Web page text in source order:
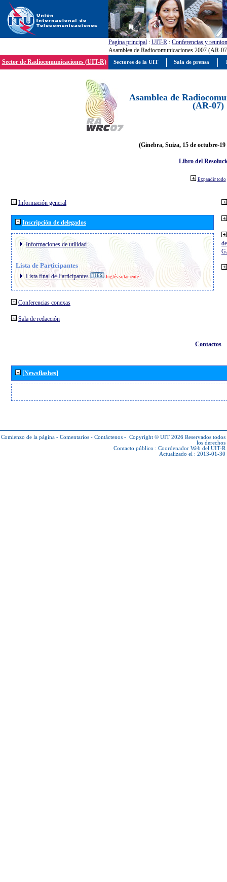
Pagína principal : UIT-R : Conferencias y
Asamblea de Radiocomunicaciones 2007 (AR-
Sector de Radiocomunicaciones (UIT-R)
Asamblea de
(AR-07)
(Ginebra, Suiza, 15 de octubre-19
Libro del
Expandir todo
Información general
Inscripción de delegados
Informaciones de utilidad
Lista de Participantes
Lista final de Participantes Inglés solamente
Conferencias conexas
Sala de redacción
Contactos
[Newsflashes]
Comienzo de la página - Comentarios - Contáctenos - Copyright © UIT 2026 Reservados todos
los derechos
Contacto público : Coordenador Web del UIT-R
Actualizado el : 2013-01-30
Sectores de la UIT Sala de prensa